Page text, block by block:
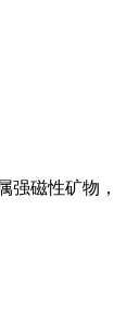
强磁性矿物，